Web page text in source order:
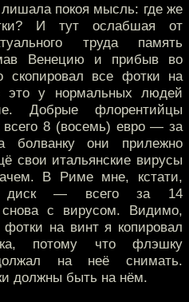
покоя мысль: где же
И тут ослабшая от
труда память
Венецию и прибыв во
скопировал все фотки на
это у нормальных людей
Добрые флорентийцы
8 (восемь) евро — за
болванку они прилежно
свои итальянские вирусы
В Риме мне, кстати,
диск — всего за 14
с вирусом. Видимо,
на винт я копировал
потому что флэшку
на неё снимать.
должны быть на нём.